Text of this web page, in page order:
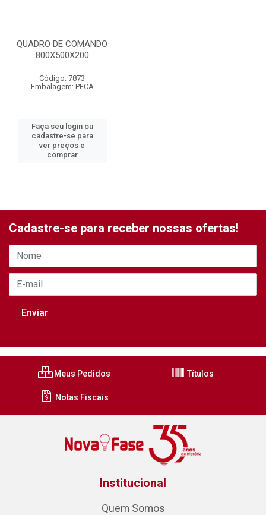
QUADRO DE COMANDO
800X500X200
Código: 7873
Embalagem: PECA
Faça seu login ou
cadastre-se para
ver preços e
comprar
Cadastre-se para receber nossas ofertas!
Meus Pedidos Títulos
Notas Fiscais
Institucional
Quem Somos